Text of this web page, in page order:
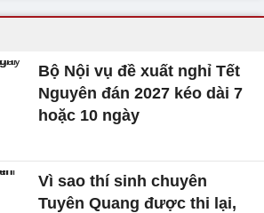
Bộ Nội vụ đề xuất nghỉ Tết
Nguyên đán 2027 kéo dài 7
hoặc 10 ngày
Vì sao thí sinh chuyên
Tuyên Quang được thi lại,